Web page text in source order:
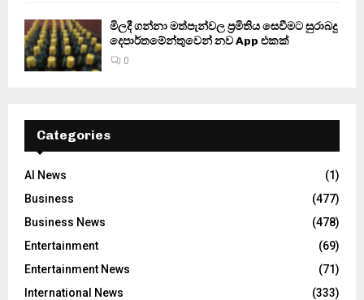
මිලදී ගන්නා මත්පැන්වල ප්‍රමිතිය සෙවීමට සුරාබදු
දෙපාර්තමේන්තුවෙන් නව App එකක්
0
Categories
AI News
(1)
Business
(477)
Business News
(478)
Entertainment
(69)
Entertainment News
(71)
International News
(333)